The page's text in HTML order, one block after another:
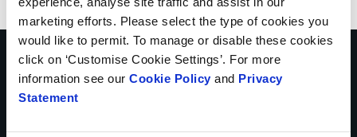
marketing efforts. Please select the type of cookies you
would like to permit. To manage or disable these cookies
click on ‘Customise Cookie Settings’. For more
information see our Cookie Policy and Privacy
StatementHabla con nuestros